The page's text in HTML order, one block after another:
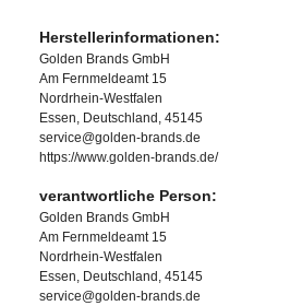
Herstellerinformationen:
Golden Brands GmbH
Am Fernmeldeamt 15
Nordrhein-Westfalen
Essen, Deutschland, 45145
service@golden-brands.de
https://www.golden-brands.de/
verantwortliche Person:
Golden Brands GmbH
Am Fernmeldeamt 15
Nordrhein-Westfalen
Essen, Deutschland, 45145
service@golden-brands.de